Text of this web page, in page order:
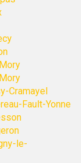
Cramayel
Fault-Yonne
le-